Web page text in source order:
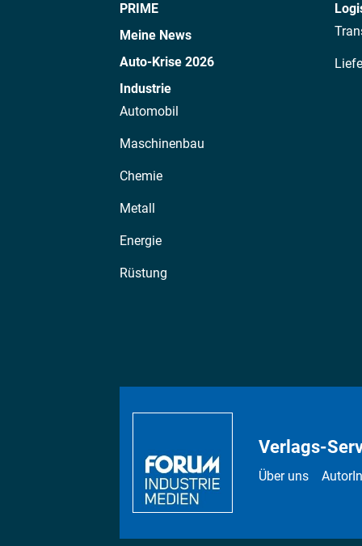
PRIME
Meine News
Auto-Krise 2026
Industrie
Automobil
Maschinenbau
Chemie
Metall
Energie
Rüstung
Verlags-
Über uns